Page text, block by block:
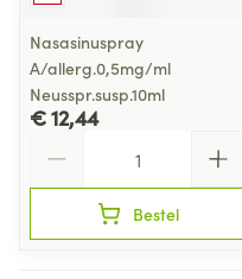
Nasasinuspray
A/allerg.0,5mg/ml
Neusspr.susp.10ml
€ 12,44
Bestel